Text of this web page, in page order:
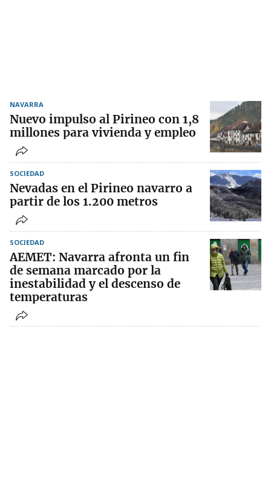
NAVARRA
Nuevo impulso al Pirineo con 1,8
millones para vivienda y empleo
SOCIEDAD
Nevadas en el Pirineo navarro a
partir de los 1.200 metros
SOCIEDAD
AEMET: Navarra afronta un fin
de semana marcado por la
inestabilidad y el descenso de
temperaturas